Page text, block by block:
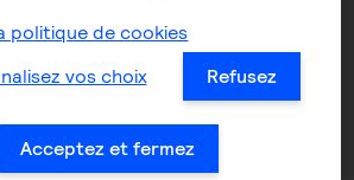
Se connecter / S'inscrire
politique de cookies
vos choix
Refusez
Acceptez et fermez